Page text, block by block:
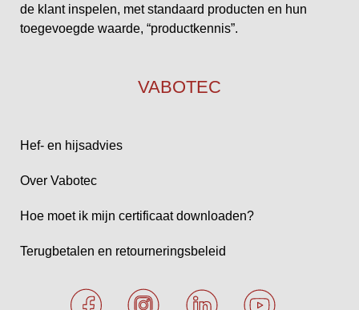
de klant inspelen, met standaard producten en hun
toegevoegde waarde, “productkennis”.
VABOTEC
Hef- en hijsadvies
Over Vabotec
Hoe moet ik mijn certificaat downloaden?
Terugbetalen en retourneringsbeleid